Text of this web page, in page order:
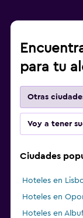
para tu
Otras
Voy a tener
Ciudades
Hoteles en
Hoteles en
Hoteles en